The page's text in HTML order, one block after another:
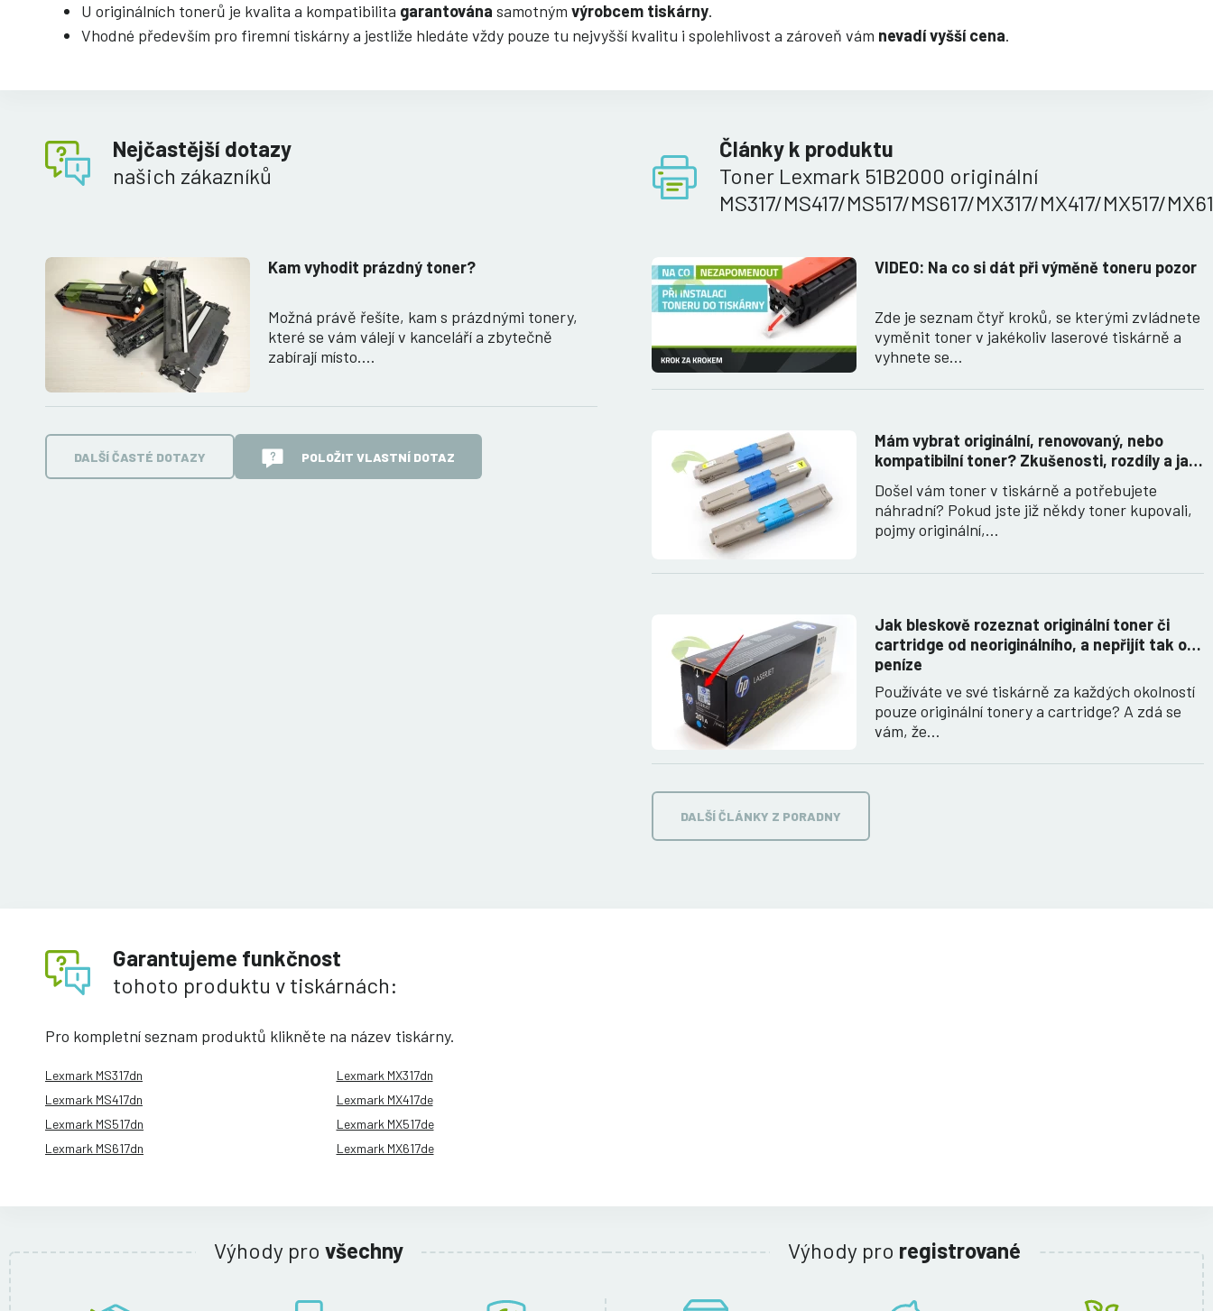
U originálních tonerů je kvalita a kompatibilita garantována samotným výrobcem tiskárny.
Vhodné především pro firemní tiskárny a jestliže hledáte vždy pouze tu nejvyšší kvalitu i spolehlivost a zároveň vám nevadí vyšší cena.
Nejčastější dotazy
našich zákazníků
Články k produktu
Toner Lexmark 51B2000 originální
MS317/MS417/MS517/MS617/MX317/MX417/MX517/
Kam vyhodit prázdný toner?
Možná právě řešíte, kam s prázdnými tonery,
které se vám válejí v kanceláří a zbytečně
zabírají místo.…
DALŠÍ ČASTÉ DOTAZY POLOŽIT VLASTNÍ DOTAZ
VIDEO: Na co si dát při výměně toneru pozor
Zde je seznam čtyř kroků, se kterými zvládnete
vyměnit toner v jakékoliv laserové tiskárně a
vyhnete se…
Mám vybrat originální, renovovaný, nebo
kompatibilní toner? Zkušenosti, rozdíly a jak
jich využít.
Došel vám toner v tiskárně a potřebujete
náhradní? Pokud jste již někdy toner kupovali,
pojmy originální,…
Jak bleskově rozeznat originální toner či
cartridge od neoriginálního, a nepřijít tak o
peníze
Používáte ve své tiskárně za každých okolností
pouze originální tonery a cartridge? A zdá se
vám, že…
DALŠÍ ČLÁNKY Z PORADNY
Garantujeme funkčnost
tohoto produktu v tiskárnách:
Pro kompletní seznam produktů klikněte na název tiskárny.
Lexmark MS317dn
Lexmark MS417dn
Lexmark MS517dn
Lexmark MS617dn
Lexmark MX317dn
Lexmark MX417de
Lexmark MX517de
Lexmark MX617de
Výhody pro všechny Výhody pro registrované